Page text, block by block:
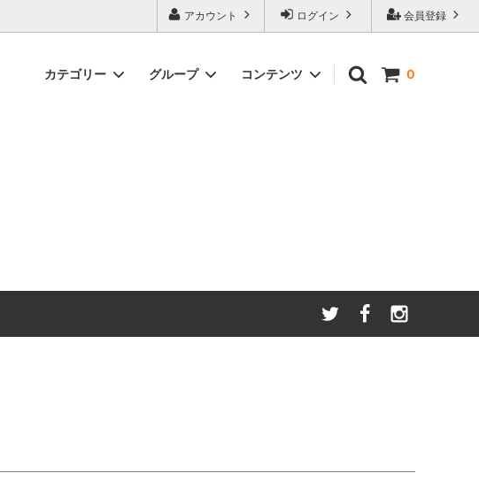
会員登録
ログイン
アカウント
0
カテゴリー グループ コンテンツ